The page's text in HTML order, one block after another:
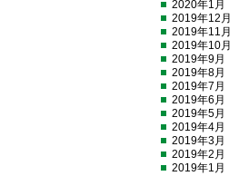
2020年1月
2019年12月
2019年11月
2019年10月
2019年9月
2019年8月
2019年7月
2019年6月
2019年5月
2019年4月
2019年3月
2019年2月
2019年1月